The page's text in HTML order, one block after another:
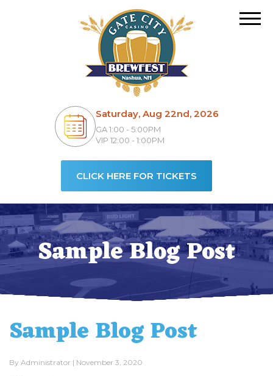
Saturday, Aug 22nd, 2026
GA 1:00 - 5:00PM
VIP 12:00 - 1:00PM
CLICK HERE FOR TICKETS
Sample Blog Post
Sample Blog Post
By Administrator | November 3, 2020